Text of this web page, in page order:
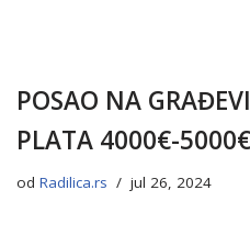
POSAO NA
PLATA 4000€-5000€
od Radilica.rs jul 26, 2024